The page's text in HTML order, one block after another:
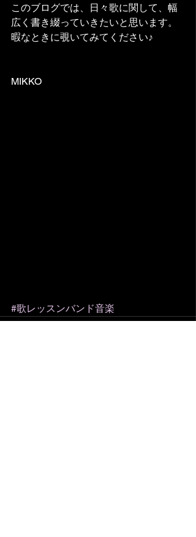
このブログでは、日々歌に関して、幅
広く書き綴っていきたいと思います。
暇なときに覗いてみてください♪
MIKKO
#歌レッスンバンド音楽